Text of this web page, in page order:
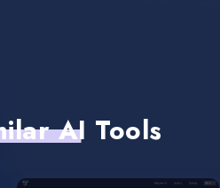
AI Tools